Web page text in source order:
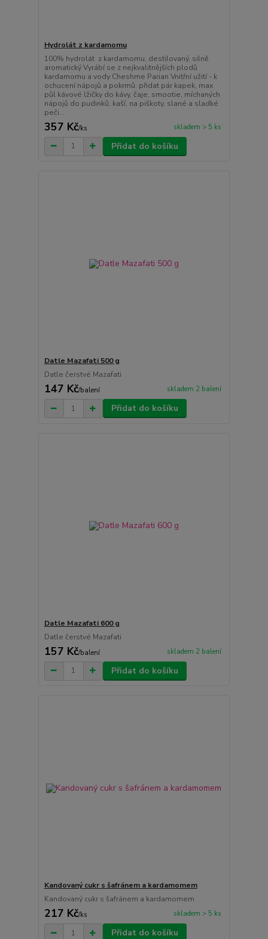
Hydrolát z kardamomu
100% hydrolát z kardamomu, destilovaný, silně
aromatický Vyrábí se z nejkvalitnějších plodů
kardamomu a vody Cheshme Parian Vnitřní užití - k
ochucení nápojů a pokrmů: přidat pár kapek, max
půl kávové lžičky do kávy, čaje, smootie, míchaných
nápojů do pudinků, kaší, na piškoty, slané a sladké
peči...
357 Kč/ks skladem > 5 ks
Přidat do košíku
Datle Mazafati 500 g
Datle čerstvé Mazafati
147 Kč/balení skladem 2 balení
Přidat do košíku
Datle Mazafati 600 g
Datle čerstvé Mazafati
157 Kč/balení skladem 2 balení
Přidat do košíku
Kandovaný cukr s šafránem a kardamomem
Kandovaný cukr s šafránem a kardamomem
217 Kč/ks skladem > 5 ks
Přidat do košíku